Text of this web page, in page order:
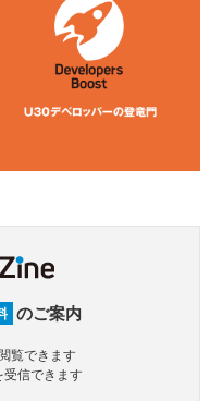
のご案内
覧できます
受信できます